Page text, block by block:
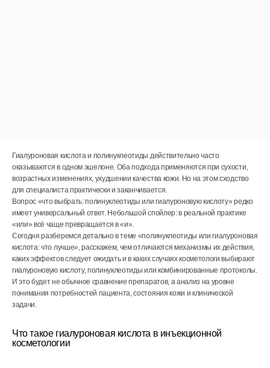
Гиалуроновая кислота и полинуклеотиды действительно часто
оказываются в одном эшелоне. Оба подхода применяются при сухости,
возрастных изменениях, ухудшении качества кожи. Но на этом сходство
для специалиста практически и заканчивается.
Вопрос «что выбрать: полинуклеотиды или гиалуроновую кислоту» редко
имеет универсальный ответ. Небольшой спойлер: в реальной практике
«или» всё чаще превращается в «и».
Сегодня разберемся детально в теме «полинуклеотиды или гиалуроновая
кислота: что лучше», расскажем, чем отличаются механизмы их действия,
каких эффектов следует ожидать и в каких случаях косметологи выбирают
гиалуроновую кислоту, полинуклеотиды или комбинированные протоколы.
И это будет не обычное сравнение препаратов, а анализ на уровне
понимания потребностей пациента, состояния кожи и клинической
задачи.
Что такое гиалуроновая кислота в инъекционной
косметологии